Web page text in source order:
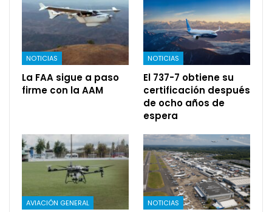
NOTICIAS
La FAA sigue a paso
firme con la AAM
NOTICIAS
El 737-7 obtiene su
certificación después
de ocho años de
espera
AVIACIÓN GENERAL NOTICIAS